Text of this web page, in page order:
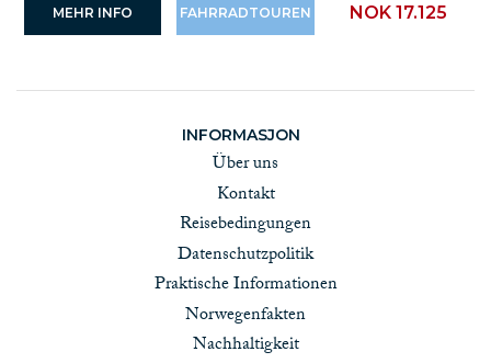
MEHR INFO FAHRRADTOUREN NOK 17.125
INFORMASJON
Über uns
Kontakt
Reisebedingungen
Datenschutzpolitik
Praktische Informationen
Norwegenfakten
Nachhaltigkeit